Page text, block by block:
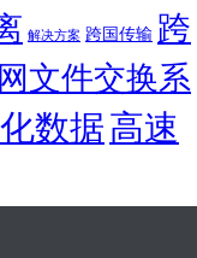
解决方案 跨国传输 跨
文件交换系
数据高速